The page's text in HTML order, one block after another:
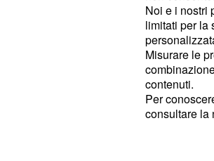
19 settembre,
Rugby World
proprio quella
Europa
potranno
Noi e i nostri
limitati per la
Misurare le
contenuti.
Per
consultare la